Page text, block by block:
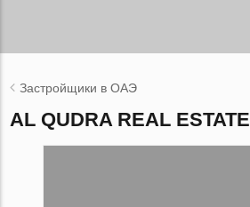
Застройщики в ОАЭ
AL QUDRA REAL ESTATE